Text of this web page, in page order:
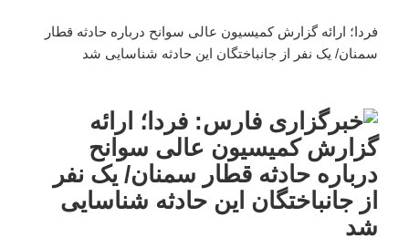
فردا؛ ارائه گزارش کمیسیون عالی سوانح درباره حادثه قطار
سمنان/ یک نفر از جانباختگان این حادثه شناسایی شد